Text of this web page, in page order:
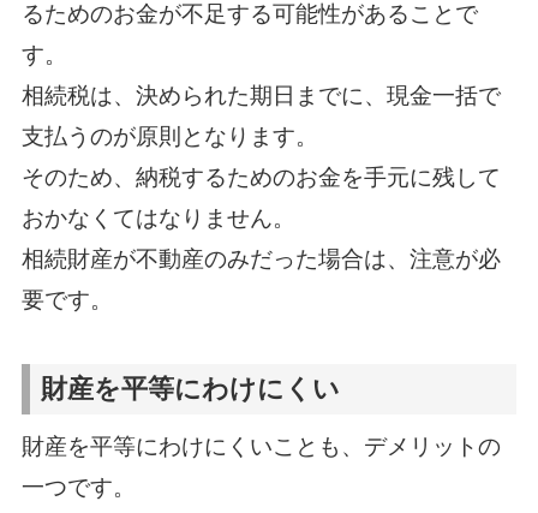
るためのお金が不足する可能性があることで
す。
相続税は、決められた期日までに、現金一括で
支払うのが原則となります。
そのため、納税するためのお金を手元に残して
おかなくてはなりません。
相続財産が不動産のみだった場合は、注意が必
要です。
財産を平等にわけにくい
財産を平等にわけにくいことも、デメリットの
一つです。